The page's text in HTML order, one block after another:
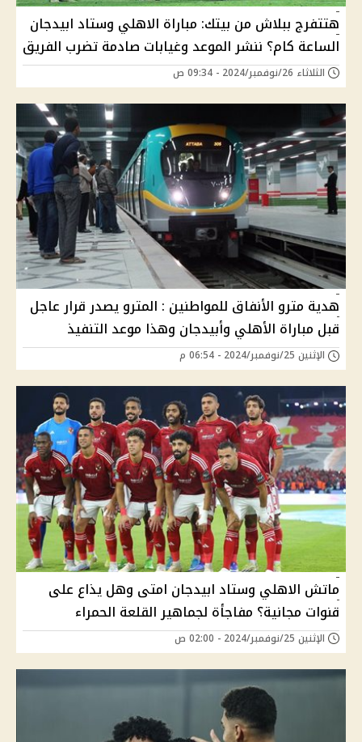
هتتفرج ببلاش من بيتك: مباراة الاهلي وستاد ابيدجان
الساعة كام؟ ننشر الموعد وغيابات صادمة تضرب الفريق
الثلاثاء 26/نوفمبر/2024 - 09:34 ص
هدية مترو الأنفاق للمواطنين : المترو يصدر قرار عاجل
قبل مباراة الأهلي وأبيدجان وهذا موعد التنفيذ
الإثنين 25/نوفمبر/2024 - 06:54 م
ماتش الاهلي وستاد ابيدجان امتى وهل يذاع على
قنوات مجانية؟ مفاجأة لجماهير القلعة الحمراء
الإثنين 25/نوفمبر/2024 - 02:00 ص